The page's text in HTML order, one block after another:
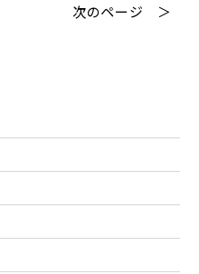
次のページ ＞